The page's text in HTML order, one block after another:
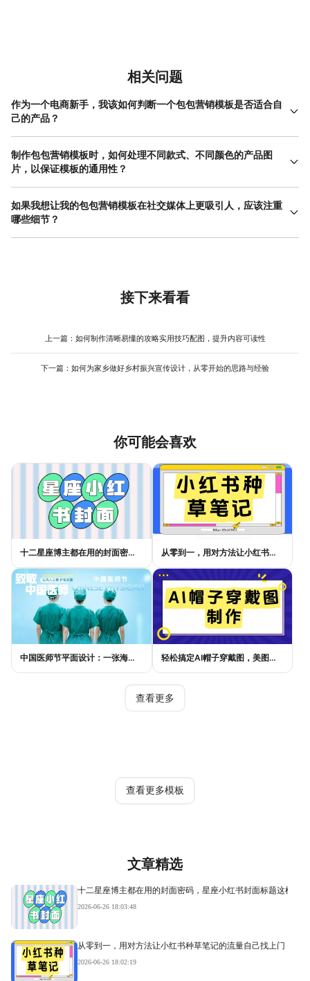
相关问题
作为一个电商新手，我该如何判断一个包包营销模板是否适合自
己的产品？
判断一个包包营销模板是否合适，关键在于它能否突出你产品的独
特卖点并与目标客群产生共鸣。首先，将你的产品图片置入模板，
观察产品是否成为视觉的绝对中心，背景和装饰元素是否喧宾夺
展示内部结构。最后，想象你的目标顾客（例如是年轻学生还是职
场通勤者），模板的整体风格、字体和色彩是否与他们审美偏好相
制作包包营销模板时，如何处理不同款式、不同颜色的产品图
片，以保证模板的通用性？
要保证包包营销模板对多款产品的通用性，关键在于设计时采用‘中
性化’的版式基底和预留调整空间。建议模板的背景选择纯色或极其
微妙的纹理，避免使用复杂图案，这样无论放入什么颜色、什么款
对浅色包和深色包的不同对比度需求。通过这种方式，你的核心版
如果我想让我的包包营销模板在社交媒体上更吸引人，应该注重
哪些细节？
在信息流中脱颖而出的社交媒体包包营销模板，需要更强的视觉冲
以大字号形式与图片结合。模板可以设计一些固定的“标签位”，如
“新品”、“限量”、“设计师推荐”等，增加内容的紧迫感和专属感。考
以制作同一主题下的系列模板，例如同一款包包的场景穿搭、细节
事。制作这类模板时，关注平台的推荐尺寸和格式要求至关重要。
接下来看看
上一篇： 如何制作清晰易懂的攻略实用技巧配图，提升内容可读性
下一篇： 如何为家乡做好乡村振兴宣传设计，从零开始的思路与经验
你可能会喜欢
十二星座博主都在用的封面密码，星座小红书封面标题这样写才吸睛 从零到一，用对方法让小红书种草笔记的流量自己找上门
中国医师节平面设计：一张海报如何讲好白衣故事 轻松搞定AI帽子穿戴图，美图设计室电商主图教程
查看更多
查看更多模板
文章精选
十二星座博主都在用的封面密码，星座小红书封面标题这样写
2026-06-26 18:03:48
从零到一，用对方法让小红书种草笔记的流量自己找上门
2026-06-26 18:02:19